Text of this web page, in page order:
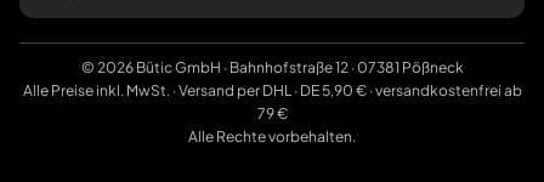
© 2026 Bütic GmbH · Bahnhofstraße 12 · 07381 Pößneck
Alle Preise inkl. MwSt. · Versand per DHL · DE 5,90 € · versandkostenfrei ab
79 €
Alle Rechte vorbehalten.